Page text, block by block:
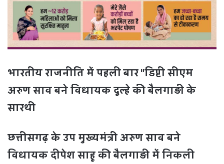
भारतीय राजनीति में पहली बार "डिप्टी सीएम
अरुण साव बने विधायक दूल्हे की बैलगाड़ी के
सारथी
छत्तीसगढ़ के उप मुख्यमंत्री अरुण साव बने
विधायक दीपेश साहू की बैलगाड़ी में निकली